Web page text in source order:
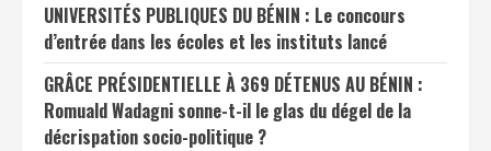
UNIVERSITÉS PUBLIQUES DU BÉNIN : Le concours
d’entrée dans les écoles et les instituts lancé
GRÂCE PRÉSIDENTIELLE À 369 DÉTENUS AU BÉNIN :
Romuald Wadagni sonne-t-il le glas du dégel de la
décrispation socio-politique ?